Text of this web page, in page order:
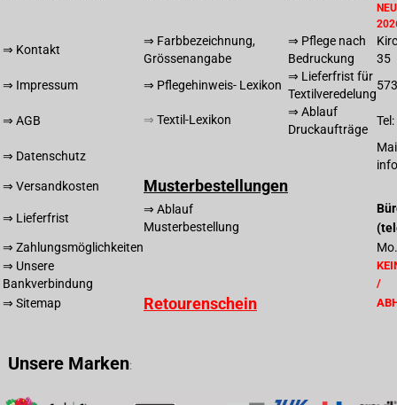
⇒ Kontakt
⇒ Farbbezeichnung,
Grössenangabe
⇒ Pflege nach
Bedruckung
35
⇒ Impressum
⇒ Pflegehinweis- Lexikon
⇒ Lieferfrist für
Textilveredelung
⇒ AGB ⇒ Textil-Lexikon
⇒ Ablauf
Druckaufträge
⇒ Datenschutz
⇒ Versandkosten
Musterbestellungen
⇒ Lieferfrist
⇒ Ablauf
Musterbestellung
⇒ Zahlungsmöglichkeiten
⇒ Unsere
Bankverbindung
/
⇒ Sitemap Retourenschein
Unsere Marken: